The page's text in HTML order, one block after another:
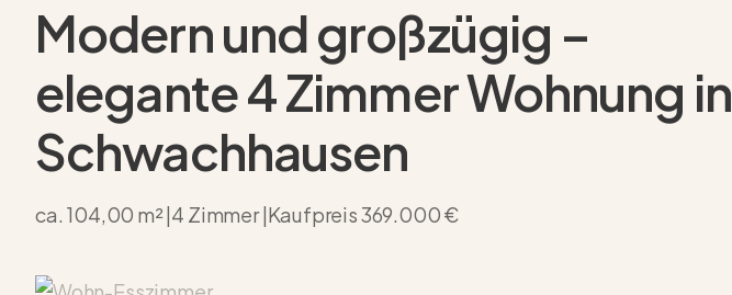
Modern und großzügig –
elegante 4 Zimmer Wohnung in
Schwachhausen
ca. 104,00 m² |4 Zimmer |Kaufpreis369.000 €